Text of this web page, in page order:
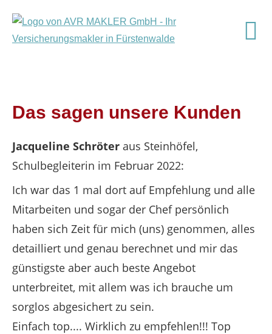
Das sagen unsere Kunden
Jacqueline Schröter aus Steinhöfel,
Schulbegleiterin im Februar 2022:
Ich war das 1 mal dort auf Empfehlung und alle
Mitarbeiten und sogar der Chef persönlich
haben sich Zeit für mich (uns) genommen, alles
detailliert und genau berechnet und mir das
günstigste aber auch beste Angebot
unterbreitet, mit allem was ich brauche um
sorglos abgesichert zu sein.
Einfach top.... Wirklich zu empfehlen!!! Top